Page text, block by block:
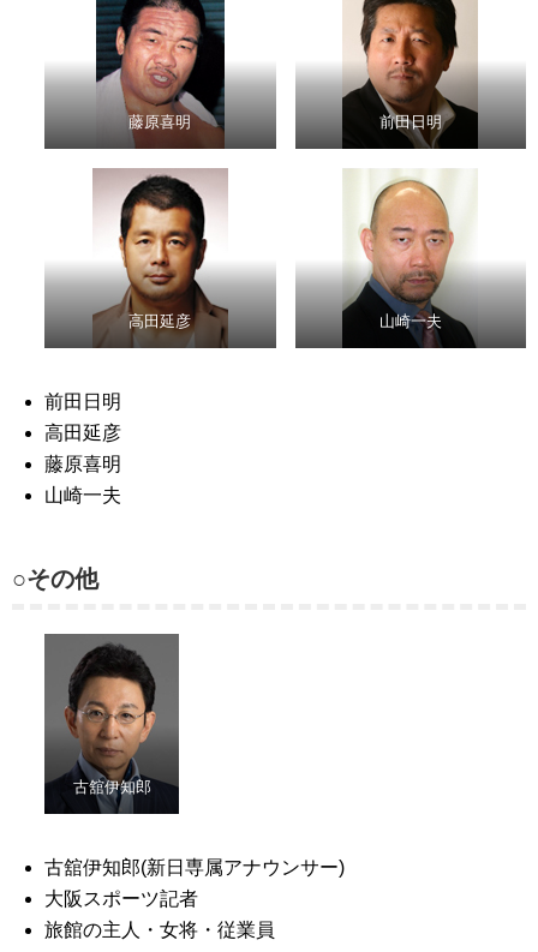
藤原喜明 前田日明
高田延彦 山崎一夫
前田日明
高田延彦
藤原喜明
山崎一夫
○その他
古舘伊知郎
古舘伊知郎(新日専属アナウンサー)
大阪スポーツ記者
旅館の主人・女将・従業員